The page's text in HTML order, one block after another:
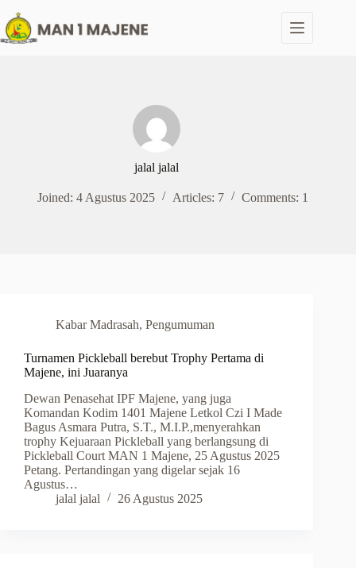
to
content
jalal jalal
Joined: 4 Agustus 2025 Articles: 7 Comments: 1
Kabar Madrasah, Pengumuman
Turnamen Pickleball berebut Trophy Pertama di
Majene, ini Juaranya
Dewan Penasehat IPF Majene, yang juga
Komandan Kodim 1401 Majene Letkol Czi I Made
Bagus Asmara Putra, S.T., M.I.P.,menyerahkan
trophy Kejuaraan Pickleball yang berlangsung di
Pickleball Court MAN 1 Majene, 25 Agustus 2025
Petang. Pertandingan yang digelar sejak 16
Agustus…
jalal jalal
26 Agustus 2025